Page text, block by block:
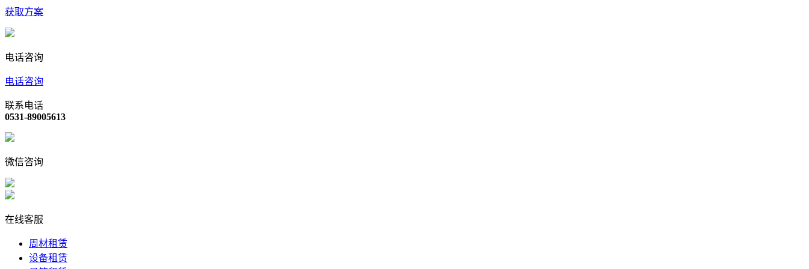
获取方案
电话咨询
电话咨询
联系电话
0531-89005613
微信咨询
在线客服
周材租赁
设备租赁